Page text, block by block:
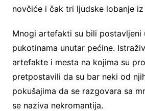
novčiće i čak tri ljudske lobanje
Mnogi artefakti su bili postavljeni
pukotinama unutar pećine.
artefakte i mesta na kojima su
pretpostavili da su bar neki od
pokušajima da se razgovara sa
se naziva nekromantija.